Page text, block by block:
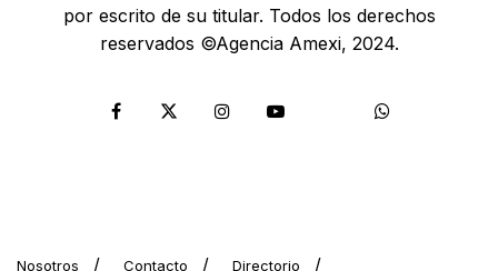
por escrito de su titular. Todos los derechos
reservados ©Agencia Amexi, 2024.
Nosotros Contacto Directorio